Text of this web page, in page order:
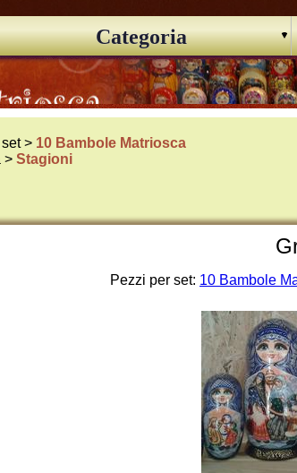
Categoria
> 10 Bambole Matriosca
>Stagioni
Pezzi per set: 10 Bambole